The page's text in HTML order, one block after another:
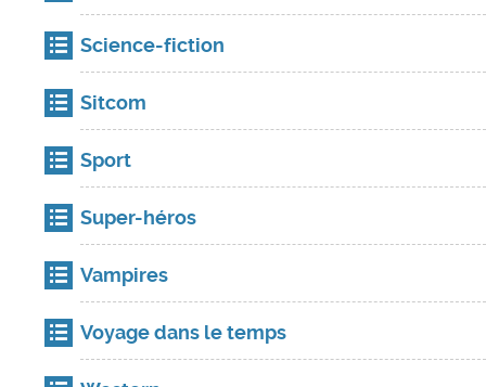
Science-fiction
Sitcom
Sport
Super-héros
Vampires
Voyage dans le temps